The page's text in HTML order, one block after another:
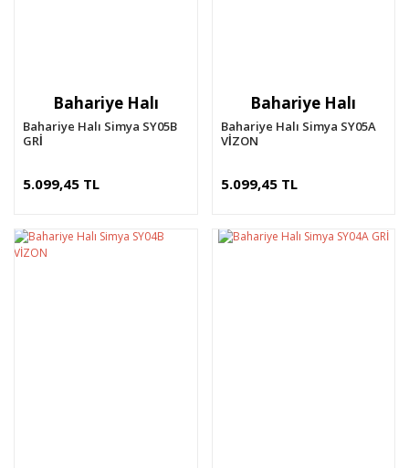
Bahariye Halı
Bahariye Halı Simya SY05B
GRİ
5.099,45 TL
Bahariye Halı
Bahariye Halı Simya SY05A
VİZON
5.099,45 TL